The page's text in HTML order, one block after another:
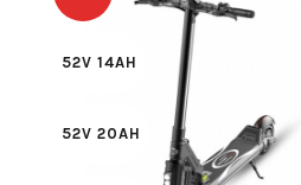
52V 14AH
52V 20AH